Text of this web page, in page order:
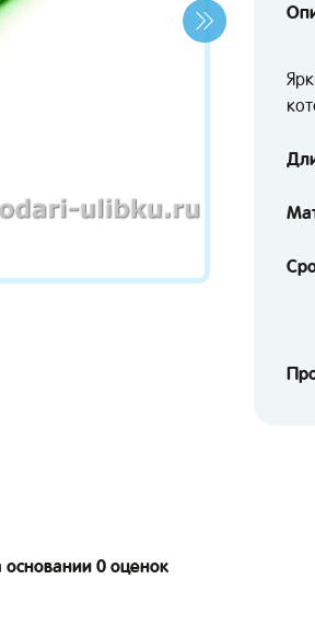
основании 0 оценок